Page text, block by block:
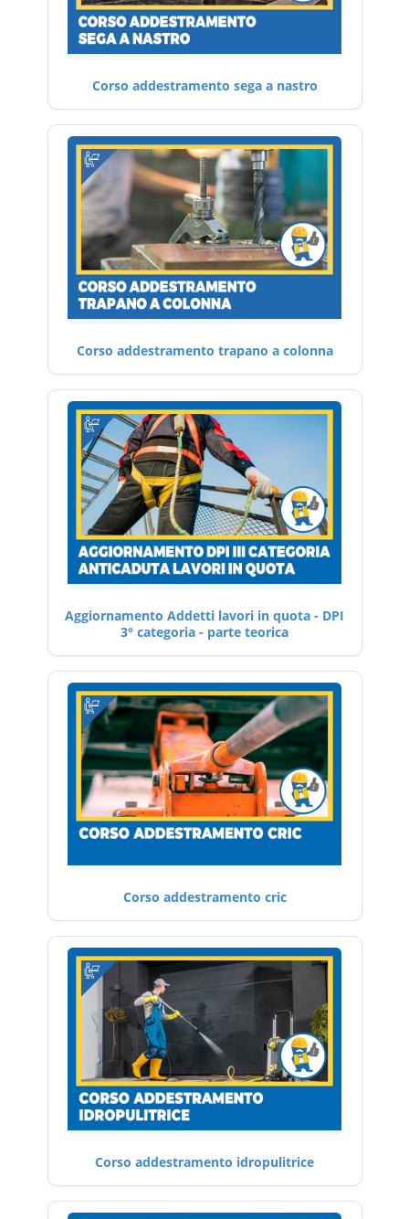
Corso addestramento sega a nastro
Corso addestramento trapano a colonna
Aggiornamento Addetti lavori in quota - DPI
3° categoria - parte teorica
Corso addestramento cric
Corso addestramento idropulitrice